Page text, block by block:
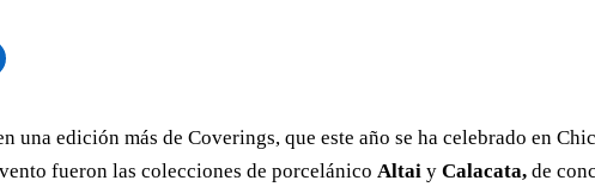
una edición más de Coverings, que este año se ha celebrado en
fueron las colecciones de porcelánico Altai y Calacata, de